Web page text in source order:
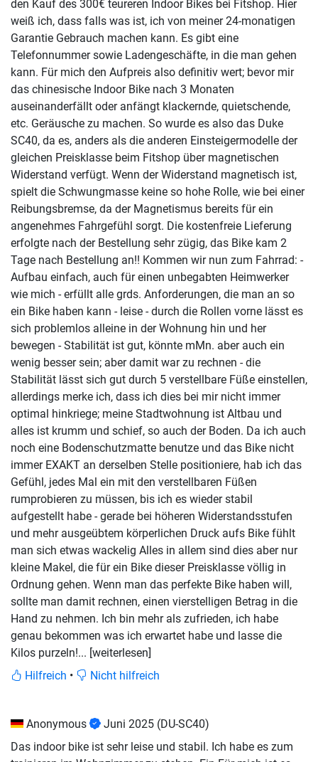
den Kauf des 300€ teureren Indoor Bikes bei Fitshop. Hier
weiß ich, dass falls was ist, ich von meiner 24-monatigen
Garantie Gebrauch machen kann. Es gibt eine
Telefonnummer sowie Ladengeschäfte, in die man gehen
kann. Für mich den Aufpreis also definitiv wert; bevor mir
das chinesische Indoor Bike nach 3 Monaten
auseinanderfällt oder anfängt klackernde, quietschende,
etc. Geräusche zu machen. So wurde es also das Duke
SC40, da es, anders als die anderen Einsteigermodelle der
gleichen Preisklasse beim Fitshop über magnetischen
Widerstand verfügt. Wenn der Widerstand magnetisch ist,
spielt die Schwungmasse keine so hohe Rolle, wie bei einer
Reibungsbremse, da der Magnetismus bereits für ein
angenehmes Fahrgefühl sorgt. Die kostenfreie Lieferung
erfolgte nach der Bestellung sehr zügig, das Bike kam 2
Tage nach Bestellung an!! Kommen wir nun zum Fahrrad: -
Aufbau einfach, auch für einen unbegabten Heimwerker
wie mich - erfüllt alle grds. Anforderungen, die man an so
ein Bike haben kann - leise - durch die Rollen vorne lässt es
sich problemlos alleine in der Wohnung hin und her
bewegen - Stabilität ist gut, könnte mMn. aber auch ein
wenig besser sein; aber damit war zu rechnen - die
Stabilität lässt sich gut durch 5 verstellbare Füße einstellen,
allerdings merke ich, dass ich dies bei mir nicht immer
optimal hinkriege; meine Stadtwohnung ist Altbau und
alles ist krumm und schief, so auch der Boden. Da ich auch
noch eine Bodenschutzmatte benutze und das Bike nicht
immer EXAKT an derselben Stelle positioniere, hab ich das
Gefühl, jedes Mal ein mit den verstellbaren Füßen
rumprobieren zu müssen, bis ich es wieder stabil
aufgestellt habe - gerade bei höheren Widerstandsstufen
und mehr ausgeübtem körperlichen Druck aufs Bike fühlt
man sich etwas wackelig Alles in allem sind dies aber nur
kleine Makel, die für ein Bike dieser Preisklasse völlig in
Ordnung gehen. Wenn man das perfekte Bike haben will,
sollte man damit rechnen, einen vierstelligen Betrag in die
Hand zu nehmen. Ich bin mehr als zufrieden, ich habe
genau bekommen was ich erwartet habe und lasse die
Kilos purzeln!... [weiterlesen]
Hilfreich • Nicht hilfreich
Anonymous Juni 2025 (DU-SC40)
Das indoor bike ist sehr leise und stabil. Ich habe es zum